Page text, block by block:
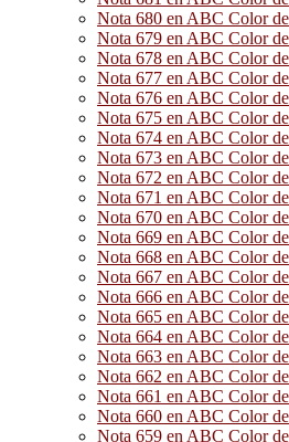
Nota 680 en ABC Color
Nota 679 en ABC Color
Nota 678 en ABC Color
Nota 677 en ABC Color
Nota 676 en ABC Color
Nota 675 en ABC Color
Nota 674 en ABC Color
Nota 673 en ABC Color
Nota 672 en ABC Color
Nota 671 en ABC Color
Nota 670 en ABC Color
Nota 669 en ABC Color
Nota 668 en ABC Color
Nota 667 en ABC Color
Nota 666 en ABC Color
Nota 665 en ABC Color
Nota 664 en ABC Color
Nota 663 en ABC Color
Nota 662 en ABC Color
Nota 661 en ABC Color
Nota 660 en ABC Color
Nota 659 en ABC Color